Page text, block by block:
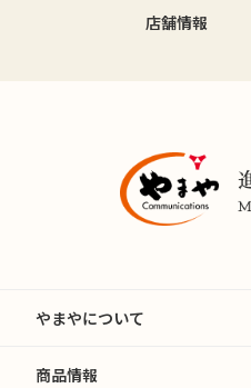
店舗情報
やまやについて
商品情報